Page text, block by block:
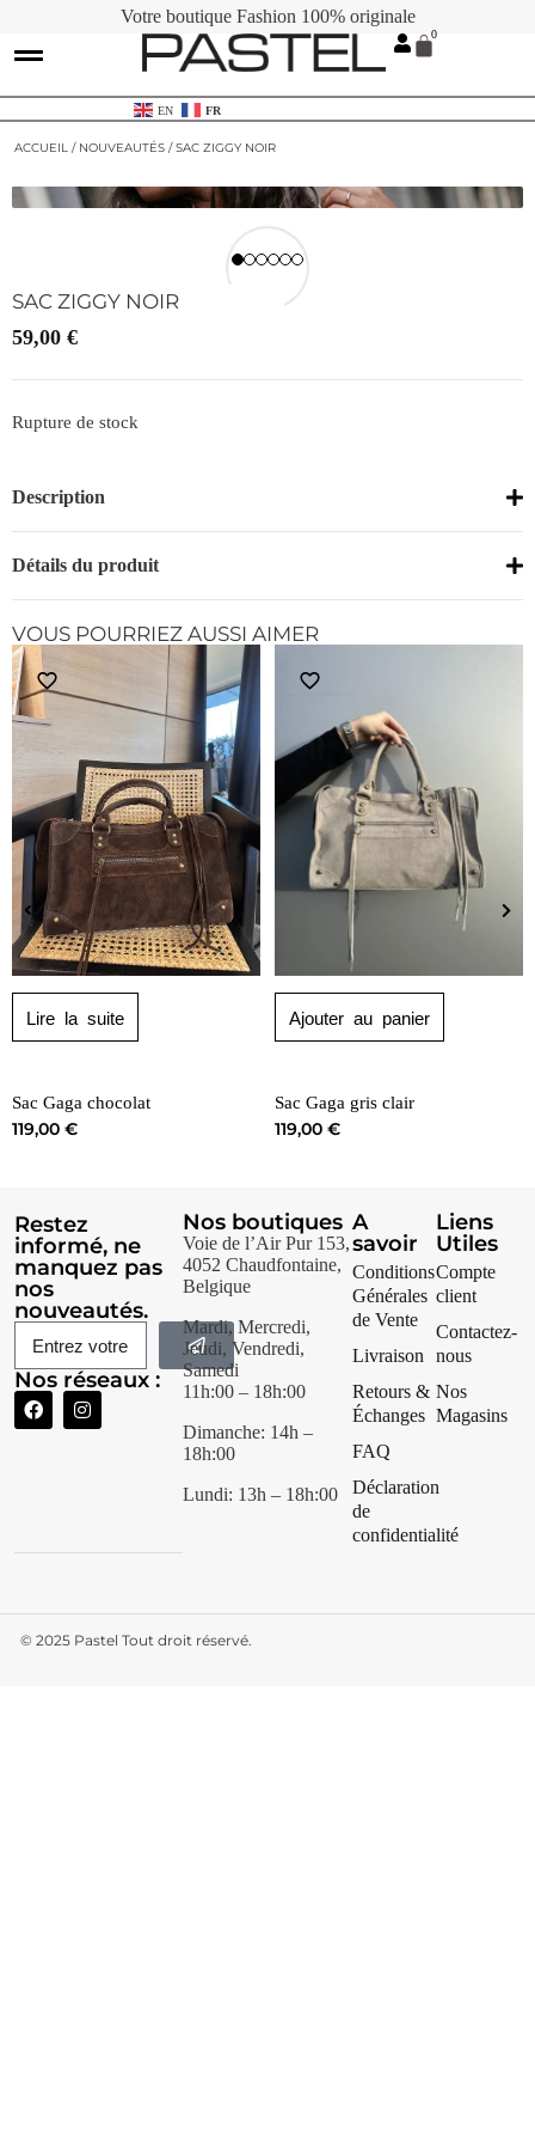
Votre boutique Fashion 100% originale
EN FR
ACCUEIL / NOUVEAUTÉS / SAC ZIGGY NOIR
SAC ZIGGY NOIR
59,00 €
Rupture de stock
Description
Détails du produit
VOUS POURRIEZ AUSSI AIMER
Lire la suite
Sac Gaga chocolat
119,00 €
Ajouter au panier
Sac Gaga gris clair
119,00 €
Restez
informé, ne
manquez pas
nos
nouveautés.
Nos réseaux :
Nos boutiques
Voie de l’Air Pur 153,
4052 Chaudfontaine,
Belgique
Mardi, Mercredi,
Jeudi, Vendredi,
Samedi
11h:00 – 18h:00
Dimanche: 14h –
18h:00
Lundi: 13h – 18h:00
A
savoir
Conditions
Générales
de Vente
Livraison
Retours &
Échanges
FAQ
Déclaration
de
confidentialité
Liens
Utiles
Compte
client
Contactez-
nous
Nos
Magasins
© 2025 Pastel Tout droit réservé.